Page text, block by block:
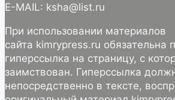
E-MAIL: ksha@list.ru
При использовании материалов
сайта kimrypress.ru обязательна
гиперссылка на страницу, с
заимствован. Гиперссылка
непосредственно в тексте,